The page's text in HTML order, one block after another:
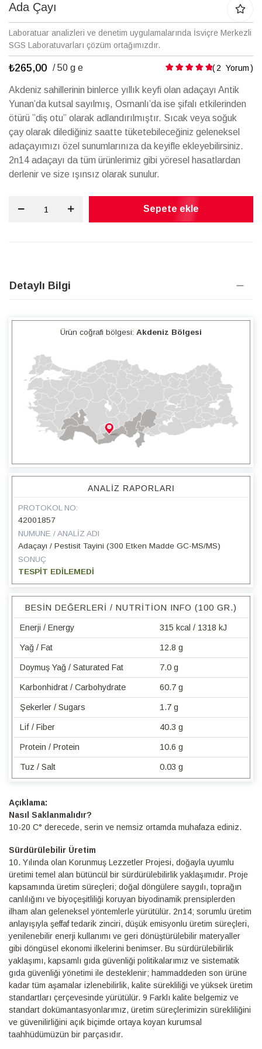
galerisinin
atla
Ada Çayı
Laboratuar analizleri ve denetim uygulamalarında İsviçre Merkezli
SGS Laboratuvarları çözüm ortağımızdır.
₺265,00 / 50 g e Puanlama: 2 Yorum
Akdeniz sahillerinin binlerce yıllık keyfi olan adaçayı Antik
Yunan’da kutsal sayılmış, Osmanlı’da ise şifalı etkilerinden
ötürü ”diş otu” olarak adlandırılmıştır. Sıcak veya soğuk
çay olarak dilediğiniz saatte tüketebileceğiniz geleneksel
adaçayımızı özel sunumlarınıza da keyifle ekleyebilirsiniz.
2n14 adaçayı da tüm ürünlerimiz gibi yöresel hasatlardan
derlenir ve size ışınsız olarak sunulur.
Sepete ekle
Detaylı Bilgi
Ürün coğrafi bölgesi: Akdeniz Bölgesi
ANALIZ RAPORLARI
PROTOKOL NO:
42001857
NUMUNE / ANALIZ ADI
Adaçayı / Pestisit Tayini (300 Etken Madde GC-MS/MS)
SONUÇ
TESPİT EDİLEMEDİ
BESIN DEĞERLERI / NUTRITION INFO (100 GR.)
Enerji / Energy 315 kcal / 1318 kJ
Yağ / Fat 12.8 g
Doymuş Yağ / Saturated Fat 7.0 g
Karbonhidrat / Carbohydrate 60.7 g
Şekerler / Sugars 1.7 g
Lif / Fiber 40.3 g
Protein / Protein 10.6 g
Tuz / Salt 0.03 g
Detaylı
Bilgi
Nasıl Saklanmalıdır?
10-20 C° derecede, serin ve nemsiz ortamda muhafaza ediniz.
Sürdürülebilir Üretim
10.⁠ ⁠Yılında olan Korunmuş Lezzetler Projesi, doğayla uyumlu
üretimi temel alan bütüncül bir sürdürülebilirlik yaklaşımıdır. Proje
kapsamında üretim süreçleri; doğal döngülere saygılı, toprağın
canlılığını ve biyoçeşitliliği koruyan biyodinamik prensiplerden
ilham alan geleneksel yöntemlerle yürütülür. 2n14; sorumlu üretim
anlayışıyla şeffaf tedarik zinciri, düşük emisyonlu üretim süreçleri,
yenilenebilir enerji kullanımı ve geri dönüştürülebilir materyaller
gibi döngüsel ekonomi ilkelerini benimser. Bu sürdürülebilirlik
yaklaşımı, kapsamlı gıda güvenliği politikalarımız ve sistematik
gıda güvenliği yönetimi ile desteklenir; hammaddeden son ürüne
kadar tüm aşamalar izlenebilirlik, kalite sürekliliği ve yüksek üretim
standartları çerçevesinde yürütülür. 9 Farklı kalite belgemiz ve
standart dokümantasyonlarımız, üretim süreçlerimizin sürekliliğini
ve güvenilirliğini açık biçimde ortaya koyan kurumsal
taahhüdümüzün bir parçasıdır.